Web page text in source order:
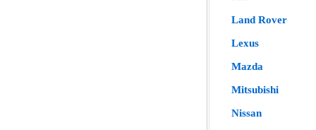
Land Rover
Lexus
Mazda
Mitsubishi
Nissan